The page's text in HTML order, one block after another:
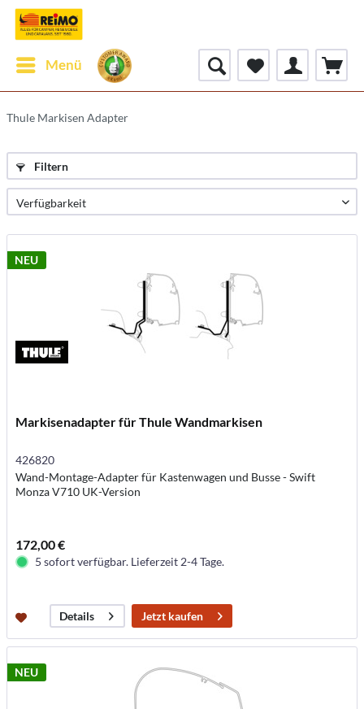
Menü
Thule Markisen Adapter
Filtern
NEU
Markisenadapter für Thule Wandmarkisen
426820
Wand-Montage-Adapter für Kastenwagen und Busse - Swift
Monza V710 UK-Version
172,00 €
5 sofort verfügbar. Lieferzeit 2-4 Tage.
Details Jetzt kaufen
NEU